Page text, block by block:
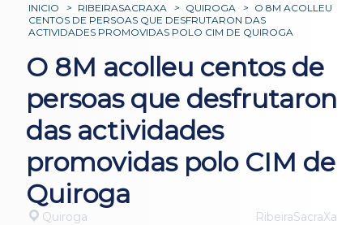
INICIO > RIBEIRASACRAXA > QUIROGA > O 8M ACOLLEU
CENTOS DE PERSOAS QUE DESFRUTARON DAS
ACTIVIDADES PROMOVIDAS POLO CIM DE QUIROGA
O 8M acolleu centos de
persoas que desfrutaron
das actividades
promovidas polo CIM de
Quiroga
Quiroga RibeiraSacraXa